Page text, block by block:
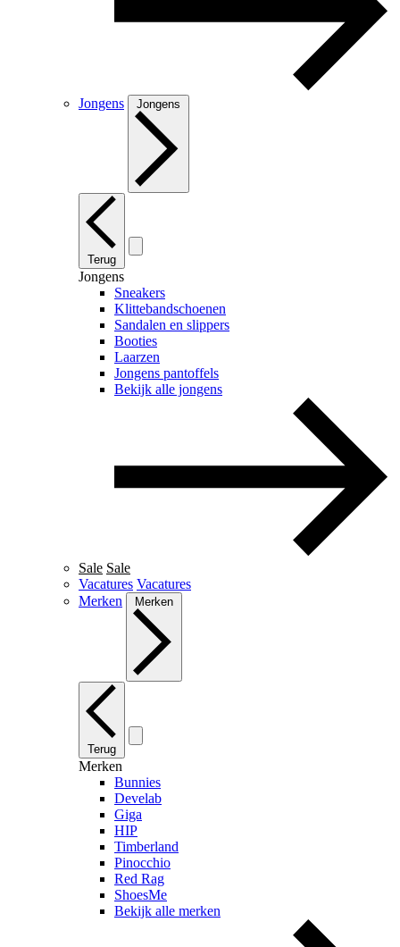
Jongens Jongens
Terug
Jongens
Sneakers
Klittebandschoenen
Sandalen en slippers
Booties
Laarzen
Jongens pantoffels
Bekijk alle jongens
Sale Sale
Vacatures Vacatures
Merken
Merken
Terug
Merken
Bunnies
Develab
Giga
HIP
Timberland
Pinocchio
Red Rag
ShoesMe
Bekijk alle merken